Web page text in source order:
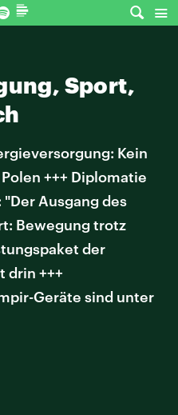
Sport,
Kein
+++ Diplomatie
Ausgang des
Bewegung trotz
der
drin +++
Geräte sind unter